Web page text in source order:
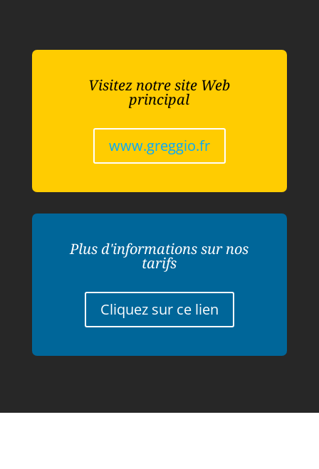
Visitez notre site Web
principal
www.greggio.fr
Plus d'informations sur nos
tarifs
Cliquez sur ce lien